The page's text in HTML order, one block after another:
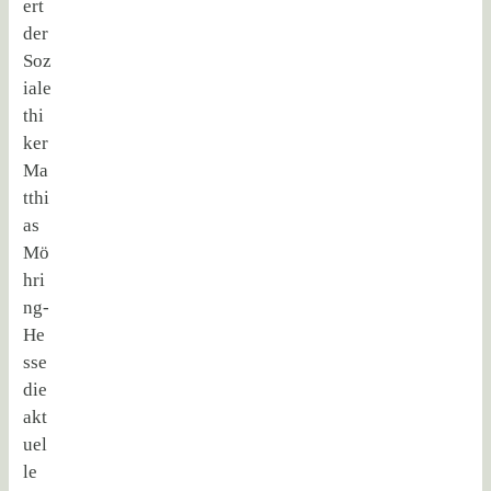
ert
der
Soz
iale
thi
ker
Ma
tthi
as
Mö
hri
ng-
He
sse
die
akt
uel
le